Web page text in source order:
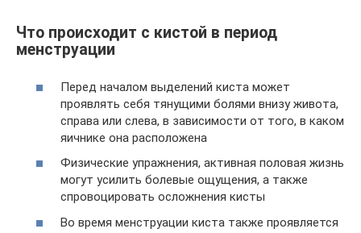
Что происходит с кистой в период
менструации
Перед началом выделений киста может
проявлять себя тянущими болями внизу живота,
справа или слева, в зависимости от того, в каком
яичнике она расположена
Физические упражнения, активная половая жизнь
могут усилить болевые ощущения, а также
спровоцировать осложнения кисты
Во время менструации киста также проявляется